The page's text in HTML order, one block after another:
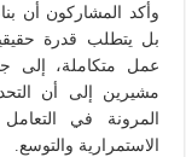
وأكد المشاركون أن
بل يتطلب قدرة
عمل متكاملة، إلى
مشيرين إلى أن
المرونة في
الاستمرارية والتوسع.